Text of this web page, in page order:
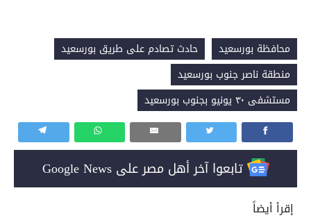
محافظة بورسعيد
حادث تصادم على طريق بورسعيد
منطقة ناصر جنوب بورسعيد
مستشفى ٣٠ يونيو بجنوب بورسعيد
تابعوا آخر أهل مصر على Google News
إقرأ أيضاً